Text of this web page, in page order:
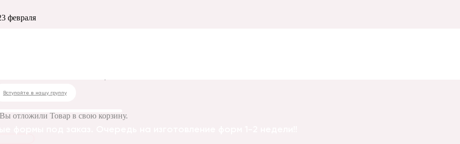
Вступайте в нашу группу
Вы отложилиТовар в свою корзину.
февраля
23 февраля